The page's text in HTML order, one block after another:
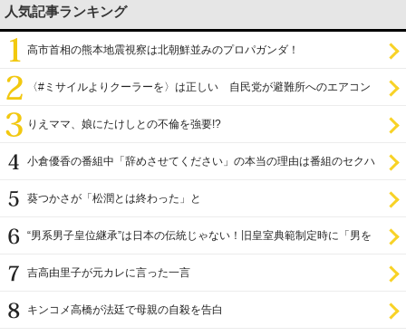
人気記事ランキング
高市首相の熊本地震視察は北朝鮮並みのプロパガンダ！
〈#ミサイルよりクーラーを〉は正しい 自民党が避難所へのエアコン
りえママ、娘にたけしとの不倫を強要!?
小倉優香の番組中「辞めさせてください」の本当の理由は番組のセクハ
葵つかさが「松潤とは終わった」と
“男系男子皇位継承”は日本の伝統じゃない！旧皇室典範制定時に「男を
吉高由里子が元カレに言った一言
キンコメ高橋が法廷で母親の自殺を告白